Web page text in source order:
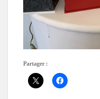
Partager :